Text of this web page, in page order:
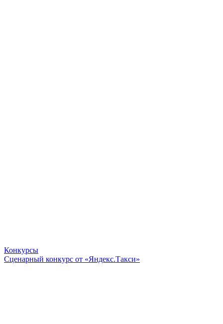
Конкурсы
Сценарный конкурс от «Яндекс.Такси»